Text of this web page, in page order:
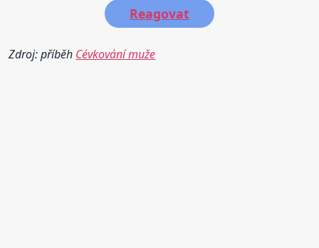
Reagovat
Zdroj: příběh Cévkování muže